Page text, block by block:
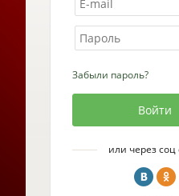
Забыли пароль?
или через соц